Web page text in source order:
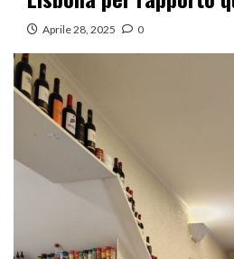
Aprile 28, 2025 0